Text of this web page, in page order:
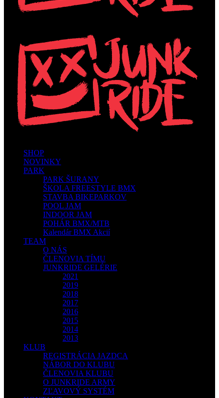
SHOP
NOVINKY
PARK
PARK ŠURANY
ŠKOLA FREESTYLE BMX
STAVBA BIKEPARKOV
POOL JAM
INDOOR JAM
POHÁR BMX/MTB
Kalendár BMX Akcií
TEAM
O NÁS
ČLENOVIA TÍMU
JUNKRIDE GELÉRIE
2021
2019
2018
2017
2016
2015
2014
2013
KLUB
REGISTRÁCIA JAZDCA
NÁBOR DO KLUBU
ČLENOVIA KLUBU
O JUNKRIDE ARMY
ZĽAVOVÝ SYSTÉM